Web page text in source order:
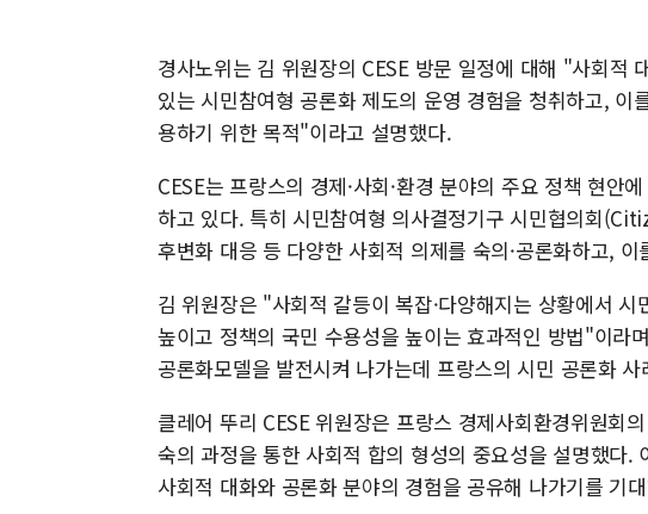
경사노위는 김 위원장의 CESE 방문 일정에 대해 "사회적
있는 시민참여형 공론화 제도의 운영 경험을 청취하고,
용하기 위한 목적"이라고 설명했다.
CESE는 프랑스의 경제·사회·환경 분야의 주요 정책 현안
하고 있다. 특히 시민참여형 의사결정기구 시민협의회
후변화 대응 등 다양한 사회적 의제를 숙의·공론화하고,
김 위원장은 "사회적 갈등이 복잡·다양해지는 상황에서
높이고 정책의 국민 수용성을 높이는 효과적인 방법"이라
공론화모델을 발전시켜 나가는데 프랑스의 시민 공론화
클레어 뚜리 CESE 위원장은 프랑스 경제사회환경위원회
숙의 과정을 통한 사회적 합의 형성의 중요성을 설명했다
사회적 대화와 공론화 분야의 경험을 공유해 나가기를 기